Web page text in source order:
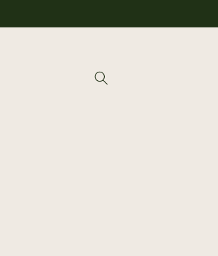
進む